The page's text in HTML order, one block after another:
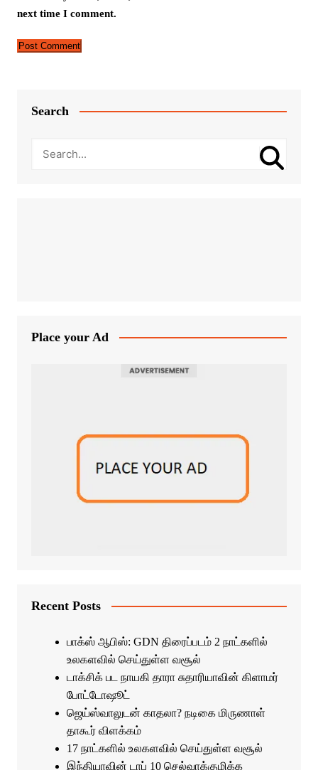
next time I comment.
Search
Place your Ad
Recent Posts
பாக்ஸ் ஆபிஸ்: GDN திரைப்படம் 2 நாட்களில்
உலகளவில் செய்துள்ள வசூல்
டாக்சிக் பட நாயகி தாரா சுதாரியாவின் கிளாமர்
போட்டோஷூட்
ஜெய்ஸ்வாலுடன் காதலா? நடிகை மிருணாள்
தாகூர் விளக்கம்
17 நாட்களில் உலகளவில் செய்துள்ள வசூல்
இந்தியாவின் டாப் 10 செல்வாக்குமிக்க